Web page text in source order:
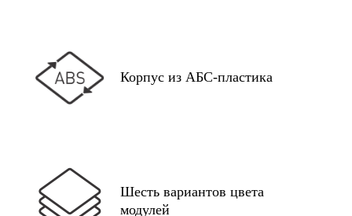
Корпус из АБС-пластика
Шесть вариантов цвета
модулей